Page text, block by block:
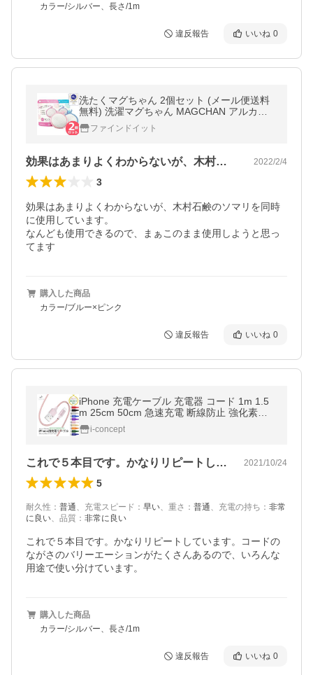
カラー/シルバー、長さ/1m
違反報告 いいね 0
洗たくマグちゃん 2個セット (メール便送料
無料) 洗濯マグちゃん MAGCHAN アルカリ
イオン水 Mg マグネシウム 部屋干し マグち
ゃんファインドイット
効果はあまりよくわからないが、木村石鹸… 2022/2/4
3
効果はあまりよくわからないが、木村石鹸のソマリを同時
に使用しています。
なんども使用できるので、まぁこのまま使用しようと思っ
てます
購入した商品
カラー/ブルー×ピンク
違反報告 いいね 0
iPhone 充電ケーブル 充電器 コード 1m 1.5
m 25cm 50cm 急速充電 断線防止 強化素材 i
Phone14 13 12 se2 iPhone各種 モバイルバ
ッテリー planetcord セール
i-concept
これで５本目です。かなりリピートしてい… 2021/10/24
5
耐久性 ： 普通、 充電スピード ： 早い、 重さ ： 普通、 充電の持ち ： 非常
に良い、 品質 ： 非常に良い
これで５本目です。かなりリピートしています。コードの
ながさのバリーエーションがたくさんあるので、いろんな
用途で使い分けています。
購入した商品
カラー/シルバー、長さ/1m
違反報告 いいね 0